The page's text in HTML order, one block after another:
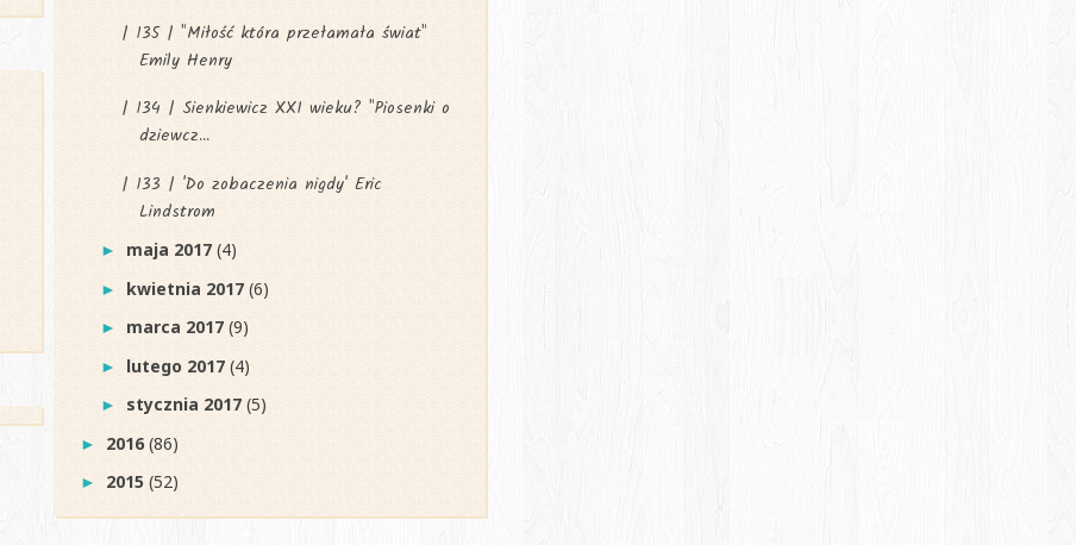
| 135 | "Miłość która przełamała świat"
Emily Henry
| 134 | Sienkiewicz XXI wieku? "Piosenki o
dziewcz...
| 133 | 'Do zobaczenia nigdy' Eric
Lindstrom
► maja 2017(4)
► kwietnia 2017(6)
► marca 2017(9)
► lutego 2017(4)
► stycznia 2017(5)
► 2016(86)
► 2015(52)